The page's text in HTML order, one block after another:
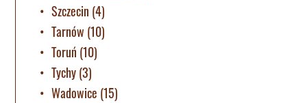
Szczecin (4)
Tarnów (10)
Toruń (10)
Tychy(3)
Wadowice (15)